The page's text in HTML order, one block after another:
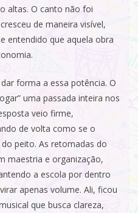
altas. O canto não foi
de maneira visível,
entendido que aquela obra
forma a essa potência. O
uma passada inteira nos
veio firme,
de volta como se o
peito. As retomadas do
maestria e organização,
a escola por dentro
apenas volume. Ali, ficou
que busca clareza,